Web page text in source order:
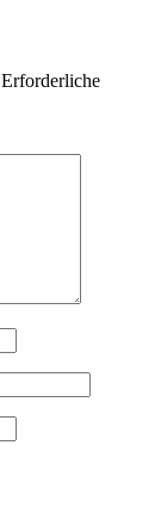
Erforderliche